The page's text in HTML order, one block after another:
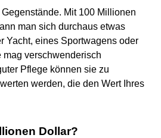
Mit 100 Millionen
man sich durchaus etwas
Yacht, eines Sportwagens oder
mag verschwenderisch
Pflege können sie zu
werden, die den Wert Ihres
Dollar?